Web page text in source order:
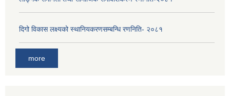
दिगो विकास लक्ष्यको स्थानियकरणसम्बन्धि रणनिति- २०८१
more